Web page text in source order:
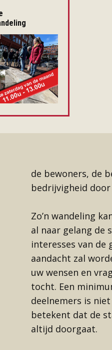
de bewoners, de
bedrijvigheid door
Zo’n wandeling
al naar gelang de
interesses van de
aandacht zal
uw wensen en
tocht. Een
deelnemers is
betekent dat de
altijd doorgaat.